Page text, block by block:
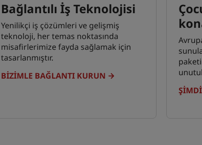
Bağlantılı İş Teknolojisi
Yenilikçi iş çözümleri ve gelişmiş
teknoloji, her temas noktasında
misafirlerimize fayda sağlamak için
tasarlanmıştır.
BIZIMLE BAĞLANTI KURUN